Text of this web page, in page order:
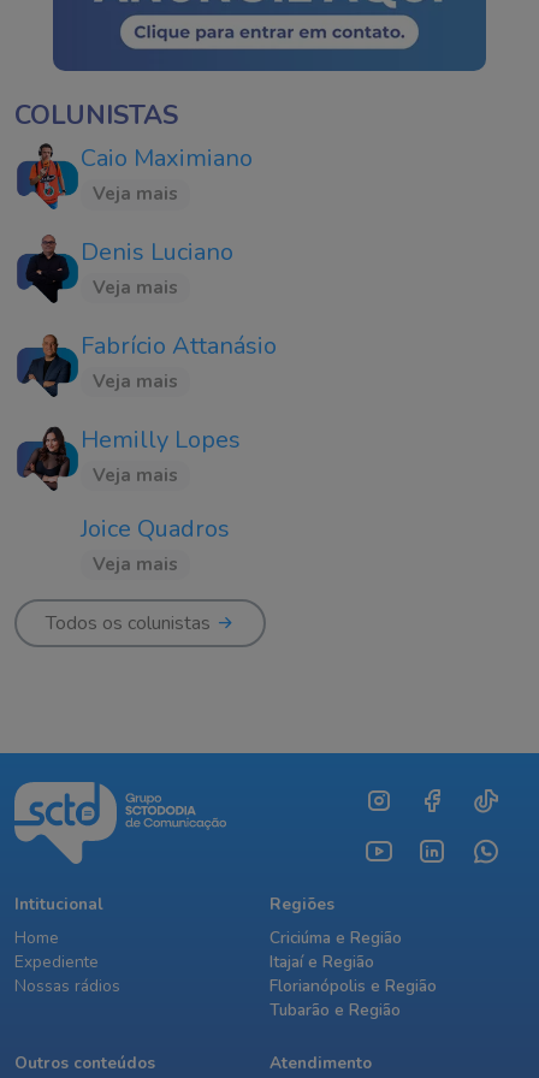
COLUNISTAS
Caio Maximiano
Veja mais
Denis Luciano
Veja mais
Fabrício Attanásio
Veja mais
Hemilly Lopes
Veja mais
Joice Quadros
Veja mais
Todos os colunistas
Intitucional
Home
Expediente
Nossas rádios
Regiões
Criciúma e Região
Itajaí e Região
Florianópolis e Região
Tubarão e Região
Outros conteúdos Atendimento